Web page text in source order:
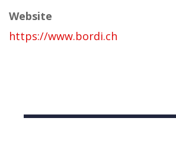
Website
https://www.bordi.ch